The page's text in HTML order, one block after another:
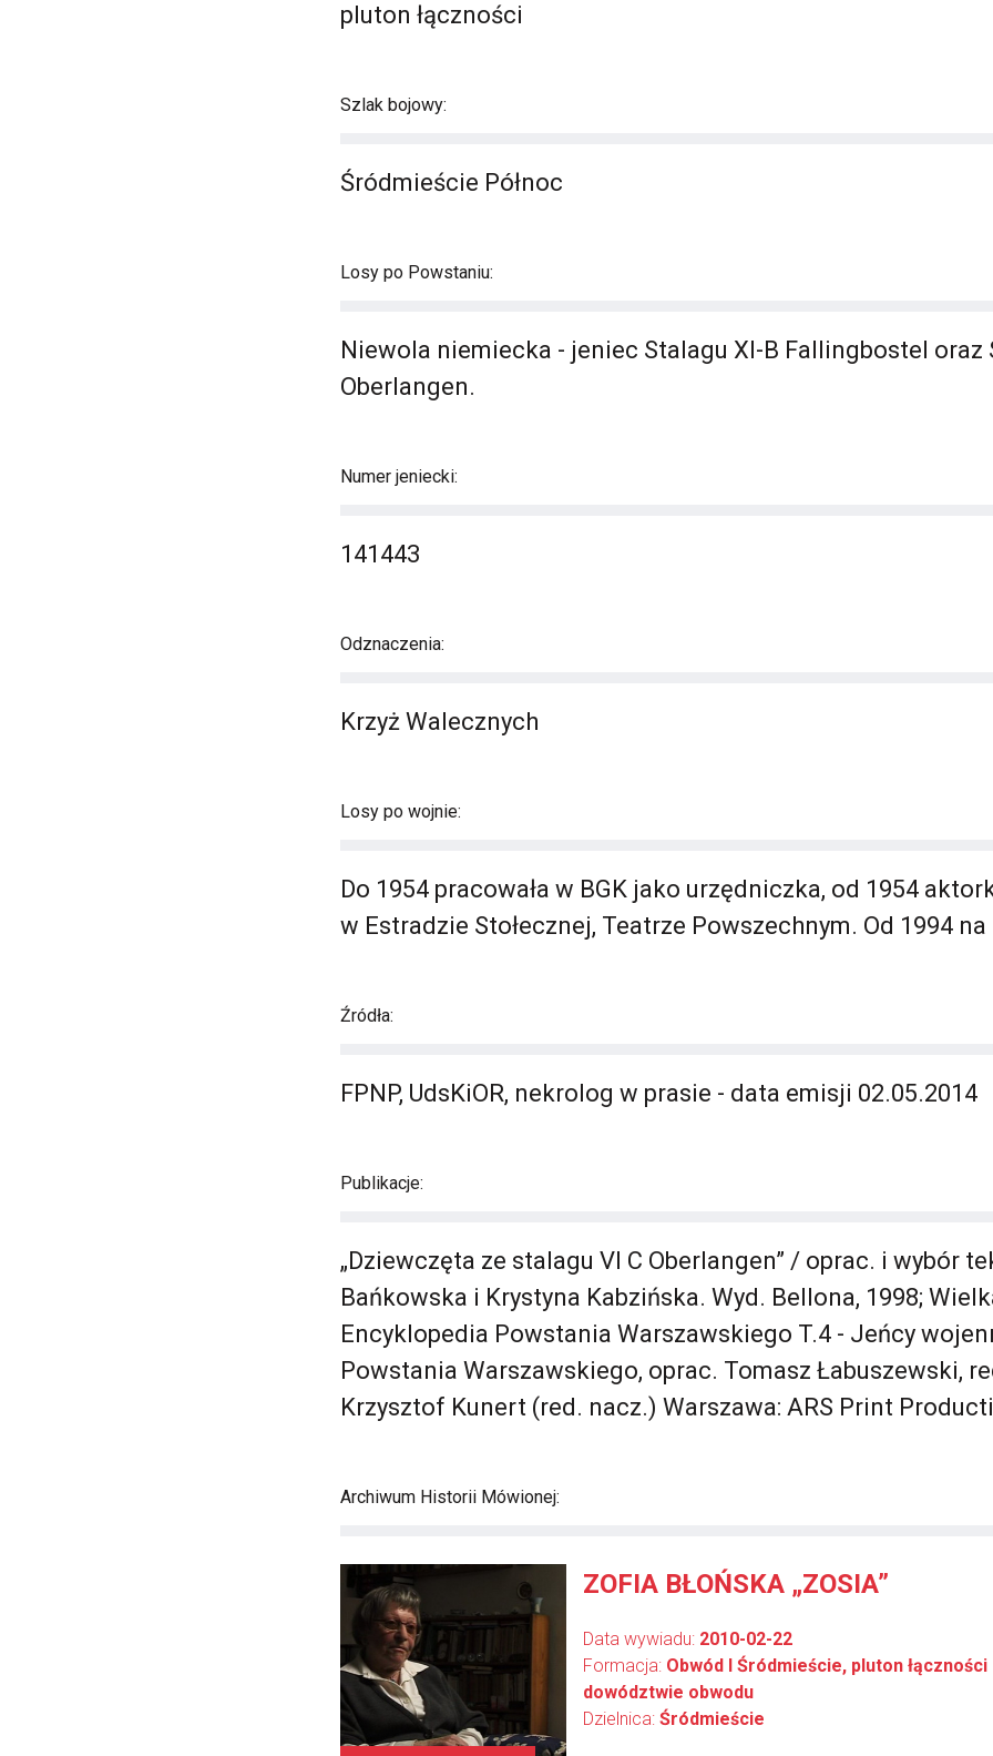
pluton łączności
Szlak bojowy:
Śródmieście Północ
Losy po Powstaniu:
Niewola niemiecka - jeniec Stalagu XI-B Fallingbostel oraz
Oberlangen.
Numer jeniecki:
141443
Odznaczenia:
Krzyż Walecznych
Losy po wojnie:
Do 1954 pracowała w BGK jako urzędniczka, od 1954
w Estradzie Stołecznej, Teatrze Powszechnym. Od 1994
Źródła:
FPNP, UdsKiOR, nekrolog w prasie - data emisji 02.05.2014
Publikacje:
„Dziewczęta ze stalagu VI C Oberlangen” / oprac. i wybór
Bańkowska i Krystyna Kabzińska. Wyd. Bellona, 1998;
Encyklopedia Powstania Warszawskiego T.4 - Jeńcy
Powstania Warszawskiego, oprac. Tomasz Łabuszewski,
Krzysztof Kunert (red. nacz.) Warszawa: ARS Print
Archiwum Historii Mówionej:
ZOFIA BŁOŃSKA „ZOSIA”
Data wywiadu: 2010-02-22
Formacja: Obwód I Śródmieście, pluton łączności
dowództwie obwodu
Dzielnica: Śródmieście